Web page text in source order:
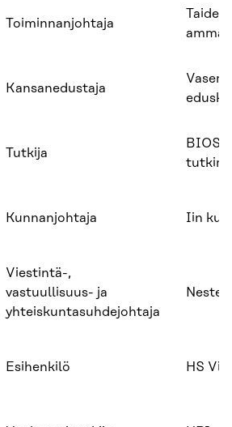
Toiminnanjohtaja
Taide-
Kansanedustaja
Tutkija
BIOS-
Kunnanjohtaja Iin
Viestintä-,
vastuullisuus- ja
yhteiskuntasuhdejohtaja
Neste
Esihenkilö HS